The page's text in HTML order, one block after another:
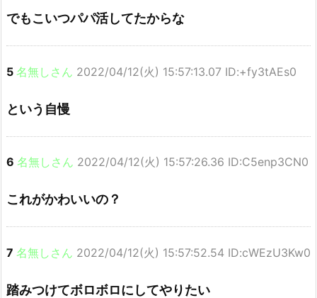
でもこいつパパ活してたからな
5 名無しさん 2022/04/12(火) 15:57:13.07 ID:+fy3tAEs0
という自慢
6 名無しさん 2022/04/12(火) 15:57:26.36 ID:C5enp3CN0
これがかわいいの？
7 名無しさん 2022/04/12(火) 15:57:52.54 ID:cWEzU3Kw0
踏みつけてボロボロにしてやりたい